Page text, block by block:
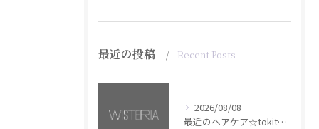
最近の投稿 Recent Posts
2026/08/08
最近のヘアケア☆tokita【銀座・美容室WISTERIA】